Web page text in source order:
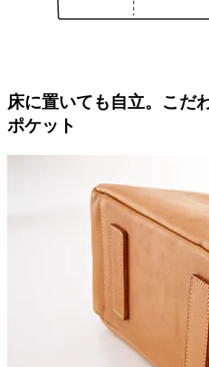
床に置いても自立。こだ
ポケット